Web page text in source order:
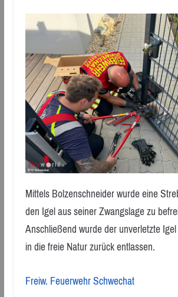
Mittels Bolzenschneider wurde eine
den Igel aus seiner Zwangslage zu
Anschließend wurde der unverletzte
in die freie Natur zurück entlassen.
Freiw. Feuerwehr Schwechat